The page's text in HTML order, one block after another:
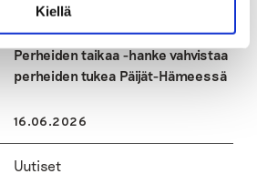
Kiellä
Uutiset
Perheiden taikaa -hanke vahvistaa
perheiden tukea Päijät-Hämeessä
16.06.2026
Uutiset